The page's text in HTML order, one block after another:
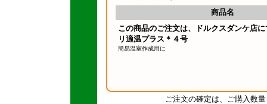
商品名
この商品のご注文は、ドルクスダンケ店
リ適温プラス＊４号
簡易温室作成用に
ご注文の確定は、ご購入数